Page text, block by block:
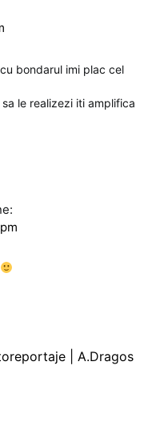
bondarul imi plac cel
le realizezi iti amplifica
| A.Dragos